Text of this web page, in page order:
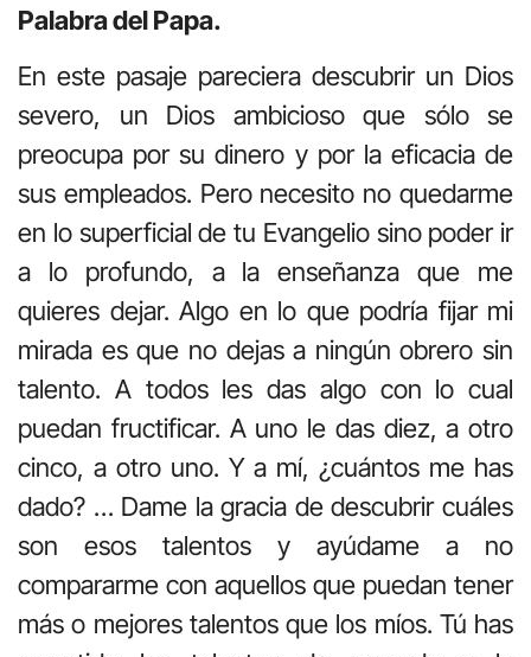
Palabra del Papa.
En este pasaje pareciera descubrir un Dios
severo, un Dios ambicioso que sólo se
preocupa por su dinero y por la eficacia de
sus empleados. Pero necesito no quedarme
en lo superficial de tu Evangelio sino poder ir
a lo profundo, a la enseñanza que me
quieres dejar. Algo en lo que podría fijar mi
mirada es que no dejas a ningún obrero sin
talento. A todos les das algo con lo cual
puedan fructificar. A uno le das diez, a otro
cinco, a otro uno. Y a mí, ¿cuántos me has
dado? … Dame la gracia de descubrir cuáles
son esos talentos y ayúdame a no
compararme con aquellos que puedan tener
más o mejores talentos que los míos. Tú has